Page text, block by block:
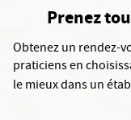
Prenez
Obtenez un rendez-
praticiens en
le mieux dans un